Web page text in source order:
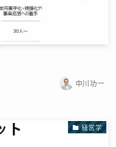
中川功一
経営学